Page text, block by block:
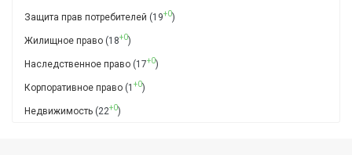
Защита прав потребителей (19+0)
Жилищное право (18+0)
Наследственное право (17+0)
Корпоративное право (1 +0)
Недвижимость (22+0)